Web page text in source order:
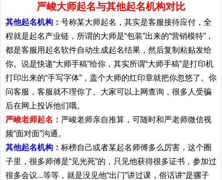
严峻大师起名与其他起名机构对比
其他起名机构： 号称某大师起名，其实是客服接待应付，全
程就是起名产业链，所谓的大师是“包装”出来的“营销模特”，
都是客服用起名软件自动生成起名结果，然后复制粘贴发给
你。说是快递“大师手稿”给你，其实所谓“大师手稿”是打印机
打印出来的“手写字体”，盖个大师的红印章就把你忽悠了。你
问客服，客服就不理你了。大家可以上网查询，很多人受骗
后在网上投诉他们哦。
严峻老师起名： 严峻老师亲自推算，可随时和严老师微信视
频“面对面”沟通。
其他起名机构： 标榜自己或者某起名师傅多么厉害，这个圈
子里，很多师傅是“见光死”的，只见他获得很多证书，参加过
很多会议...等等，就是没见他“出门”讲过课，俗话讲“是骡子